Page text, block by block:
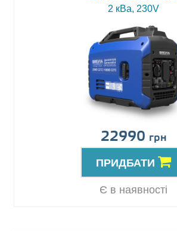
2 кВа, 230V
22990 грн
ПРИДБАТИ
Є в наявності